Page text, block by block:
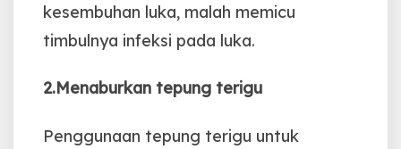
kesembuhan luka, malah memicu
timbulnya infeksi pada luka.
2.Menaburkan tepung terigu
Penggunaan tepung terigu untuk